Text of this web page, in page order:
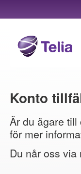
Konto
Är du ägare
för mer
Du når oss via